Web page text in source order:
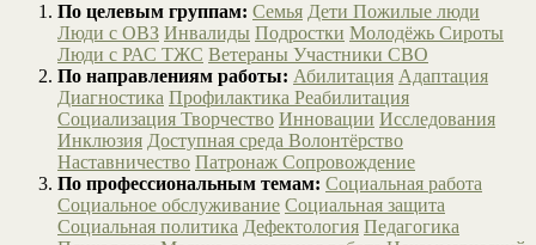
По целевым группам: Семья Дети Пожилые люди
Люди с ОВЗ Инвалиды Подростки Молодёжь Сироты
Люди с РАС ТЖС Ветераны Участники СВО
По направлениям работы: Абилитация Адаптация
Диагностика Профилактика Реабилитация
Социализация Творчество Инновации Исследования
Инклюзия Доступная среда Волонтёрство
Наставничество Патронаж Сопровождение
По профессиональным темам: Социальная работа
Социальное обслуживание Социальная защита
Социальная политика Дефектология Педагогика